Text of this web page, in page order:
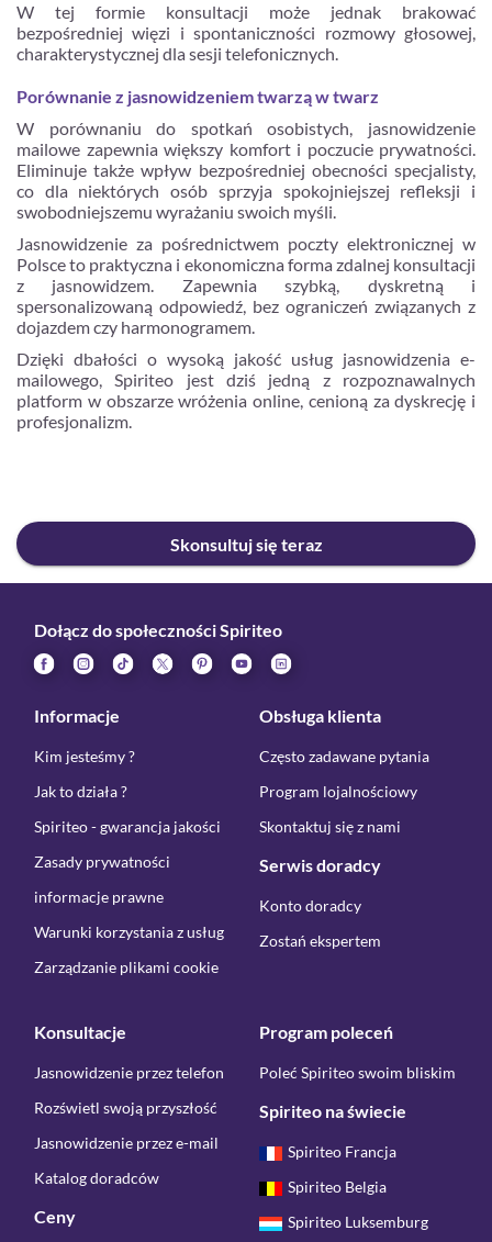
W tej formie konsultacji może jednak brakować
bezpośredniej więzi i spontaniczności rozmowy głosowej,
charakterystycznej dla sesji telefonicznych.
Porównanie z jasnowidzeniem twarzą w twarz
W porównaniu do spotkań osobistych, jasnowidzenie
mailowe zapewnia większy komfort i poczucie prywatności.
Eliminuje także wpływ bezpośredniej obecności specjalisty,
co dla niektórych osób sprzyja spokojniejszej refleksji i
swobodniejszemu wyrażaniu swoich myśli.
Jasnowidzenie za pośrednictwem poczty elektronicznej w
Polsce to praktyczna i ekonomiczna forma zdalnej konsultacji
z jasnowidzem. Zapewnia szybką, dyskretną i
spersonalizowaną odpowiedź, bez ograniczeń związanych z
dojazdem czy harmonogramem.
Dzięki dbałości o wysoką jakość usług jasnowidzenia e-
mailowego, Spiriteo jest dziś jedną z rozpoznawalnych
platform w obszarze wróżenia online, cenioną za dyskrecję i
profesjonalizm.
Skonsultuj się teraz
Dołącz do społeczności Spiriteo
Informacje
Kim jesteśmy ?
Jak to działa ?
Spiriteo - gwarancja jakości
Zasady prywatności
informacje prawne
Warunki korzystania z usług
Zarządzanie plikami cookie
Obsługa klienta
Często zadawane pytania
Program lojalnościowy
Skontaktuj się z nami
Serwis doradcy
Konto doradcy
Zostań ekspertem
Konsultacje
Jasnowidzenie przez telefon
Rozświetl swoją przyszłość
Jasnowidzenie przez e-mail
Katalog doradców
Ceny
Program poleceń
Poleć Spiriteo swoim bliskim
Spiriteo na świecie
Spiriteo Francja
Spiriteo Belgia
Spiriteo Luksemburg